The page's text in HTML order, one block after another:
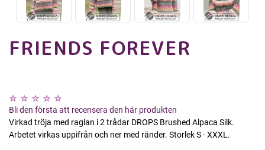
FRIENDS FOREVER
Bli den första att recensera den här produkten
Virkad tröja med raglan i 2 trådar DROPS Brushed Alpaca Silk.
Arbetet virkas uppifrån och ner med ränder. Storlek S - XXXL.